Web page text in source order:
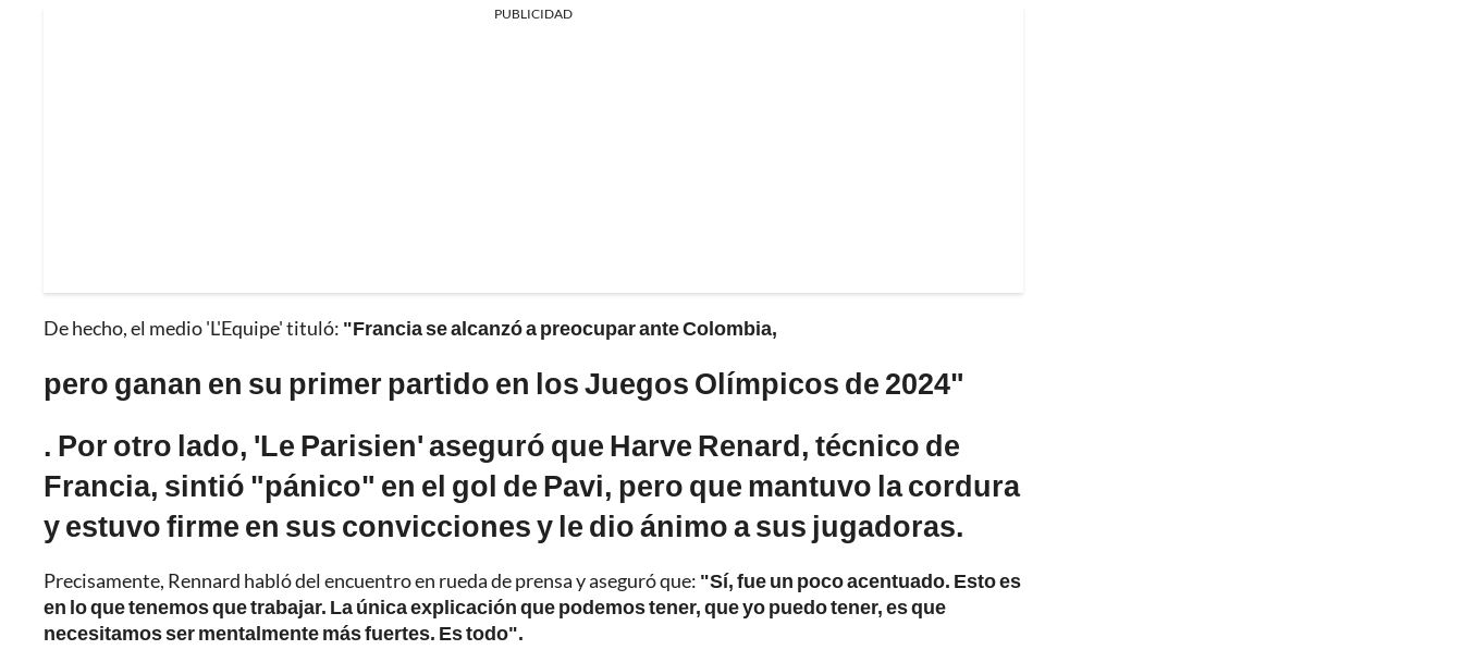
PUBLICIDAD
De hecho, el medio 'L'Equipe' tituló: "Francia se alcanzó a preocupar ante Colombia,
pero ganan en su primer partido en los Juegos Olímpicos de 2024"
. Por otro lado, 'Le Parisien' aseguró que Harve Renard, técnico de
Francia, sintió "pánico" en el gol de Pavi, pero que mantuvo la cordura
y estuvo firme en sus convicciones y le dio ánimo a sus jugadoras.
Precisamente, Rennard habló del encuentro en rueda de prensa y aseguró que: "Sí, fue un poco acentuado. Esto es
en lo que tenemos que trabajar. La única explicación que podemos tener, que yo puedo tener, es que
necesitamos ser mentalmente más fuertes. Es todo".